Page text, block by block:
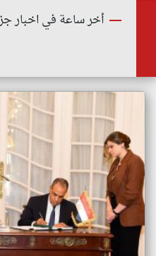
أخر ساعة في اخبار